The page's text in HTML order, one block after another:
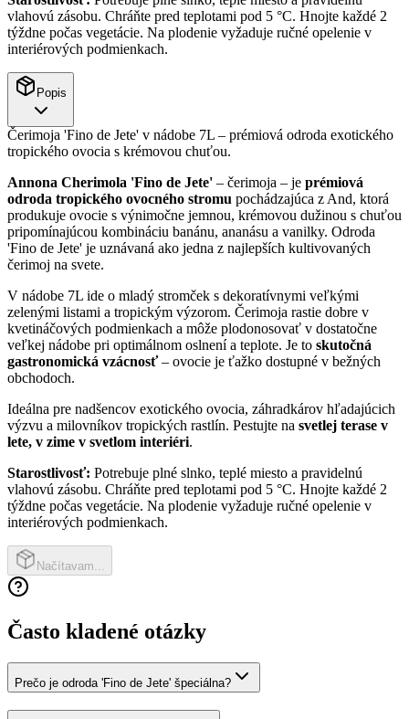
vlahovú zásobu. Chráňte pred teplotami pod 5 °C. Hnojte každé 2
týždne počas vegetácie. Na plodenie vyžaduje ručné opelenie v
interiérových podmienkach.
Popis
Čerimoja 'Fino de Jete' v nádobe 7L – prémiová odroda exotického
tropického ovocia s krémovou chuťou.
Annona Cherimola 'Fino de Jete' – čerimoja – je prémiová
odroda tropického ovocného stromu pochádzajúca z And, ktorá
produkuje ovocie s výnimočne jemnou, krémovou dužinou s chuťou
pripomínajúcou kombináciu banánu, ananásu a vanilky. Odroda
'Fino de Jete' je uznávaná ako jedna z najlepších kultivovaných
čerimoj na svete.
V nádobe 7L ide o mladý stromček s dekoratívnymi veľkými
zelenými listami a tropickým výzorom. Čerimoja rastie dobre v
kvetináčových podmienkach a môže plodonosovať v dostatočne
veľkej nádobe pri optimálnom oslnení a teplote. Je to skutočná
gastronomická vzácnosť– ovocie je ťažko dostupné v bežných
obchodoch.
Ideálna pre nadšencov exotického ovocia, záhradkárov hľadajúcich
výzvu a milovníkov tropických rastlín. Pestujte na svetlej terase v
lete, v zime v svetlom interiéri.
Starostlivosť: Potrebuje plné slnko, teplé miesto a pravidelnú
vlahovú zásobu. Chráňte pred teplotami pod 5 °C. Hnojte každé 2
týždne počas vegetácie. Na plodenie vyžaduje ručné opelenie v
interiérových podmienkach.
Načítavam...
Často kladené otázky
Prečo je odroda 'Fino de Jete' špeciálna?